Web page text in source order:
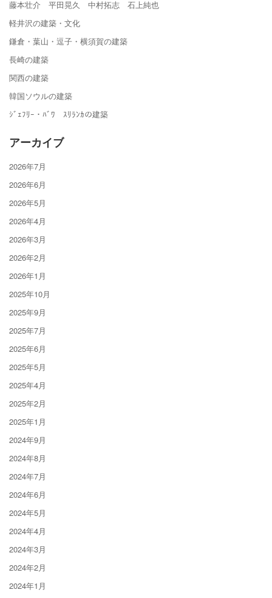
藤本壮介 平田晃久 中村拓志 石上純也
軽井沢の建築・文化
鎌倉・葉山・逗子・横須賀の建築
長崎の建築
関西の建築
韓国ソウルの建築
ｼﾞｪﾌﾘｰ・ﾊﾞﾜ ｽﾘﾗﾝｶの建築
アーカイブ
2026年7月
2026年6月
2026年5月
2026年4月
2026年3月
2026年2月
2026年1月
2025年10月
2025年9月
2025年7月
2025年6月
2025年5月
2025年4月
2025年2月
2025年1月
2024年9月
2024年8月
2024年7月
2024年6月
2024年5月
2024年4月
2024年3月
2024年2月
2024年1月